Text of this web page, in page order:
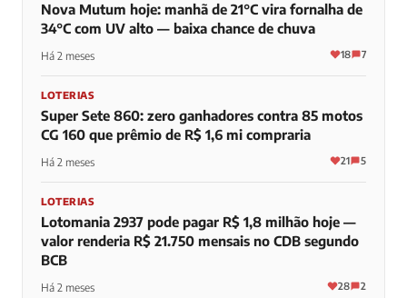
Nova Mutum hoje: manhã de 21°C vira fornalha de
34°C com UV alto — baixa chance de chuva
Há 2 meses 18 7
LOTERIAS
Super Sete 860: zero ganhadores contra 85 motos
CG 160 que prêmio de R$ 1,6 mi compraria
Há 2 meses 21 5
LOTERIAS
Lotomania 2937 pode pagar R$ 1,8 milhão hoje —
valor renderia R$ 21.750 mensais no CDB segundo
BCB
Há 2 meses 28 2